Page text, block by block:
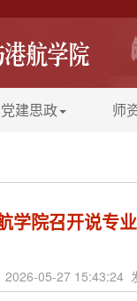
党建思政 师
学院召开说专
2026-05-27 15:43:24